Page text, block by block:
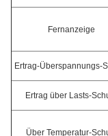
Fernanzeige
Ertrag-Überspannungs-
Ertrag über Lasts-
Über Temperatur-